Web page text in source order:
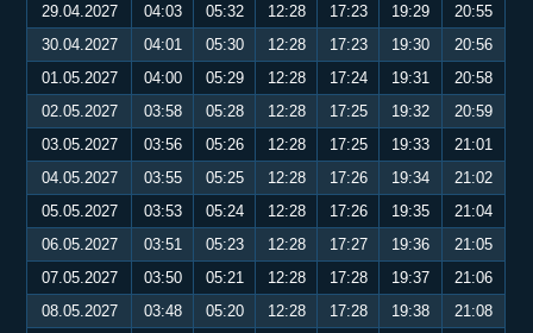
29.04.2027
04:03 05:32 12:28 17:23 19:29
20:55
30.04.2027
04:01 05:30 12:28 17:23 19:30
20:56
01.05.2027
04:00 05:29 12:28 17:24 19:31
20:58
02.05.2027
03:58 05:28 12:28 17:25 19:32
20:59
03.05.2027
03:56 05:26 12:28 17:25 19:33
21:01
04.05.2027
03:55 05:25 12:28 17:26 19:34
21:02
05.05.2027
03:53 05:24 12:28 17:26 19:35
21:04
06.05.2027
03:51 05:23 12:28 17:27 19:36
21:05
07.05.2027
03:50 05:21 12:28 17:28 19:37
21:06
08.05.2027
03:48 05:20 12:28 17:28 19:38
21:08